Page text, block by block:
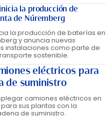
la producción de
de Núremberg
la producción de baterías en
y anuncia nuevas
instalaciones como parte de
sostenible.
eléctricos para
de suministro
camiones eléctricos en
sus plantas con la
de suministro.